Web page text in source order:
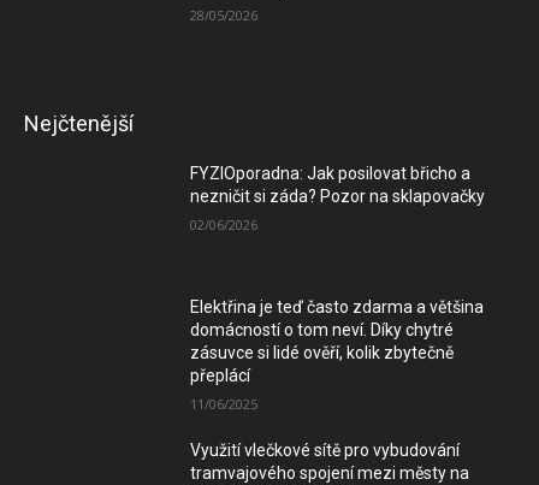
28/05/2026
Nejčtenější
FYZIOporadna: Jak posilovat břicho a
nezničit si záda? Pozor na sklapovačky
02/06/2026
Elektřina je teď často zdarma a většina
domácností o tom neví. Díky chytré
zásuvce si lidé ověří, kolik zbytečně
přeplácí
11/06/2025
Využití vlečkové sítě pro vybudování
tramvajového spojení mezi městy na